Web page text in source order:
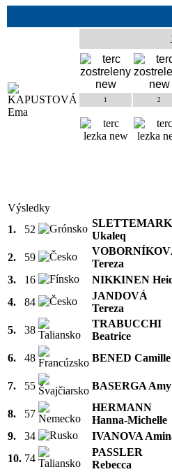
1 2
Výsledky
1.
52
SLETTEMARK
Ukaleq
2. 59
Tereza
3.
16 NIKKINEN
4.
84
JANDOVÁ
Tereza
5. 38
TRABUCCHI
Beatrice
6. 48 BENED Camille
7. 55 BASERGA Amy
8. 57
HERMANN
Hanna-Michelle
9.
34 IVANOVA
10. 74
PASSLER
Rebecca